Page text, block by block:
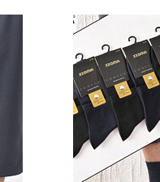
В упаковке:
Количество: